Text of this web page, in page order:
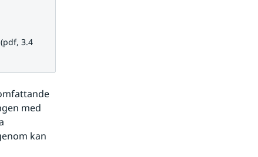
3.4 MB.
(pdf, 3.4
med
kan